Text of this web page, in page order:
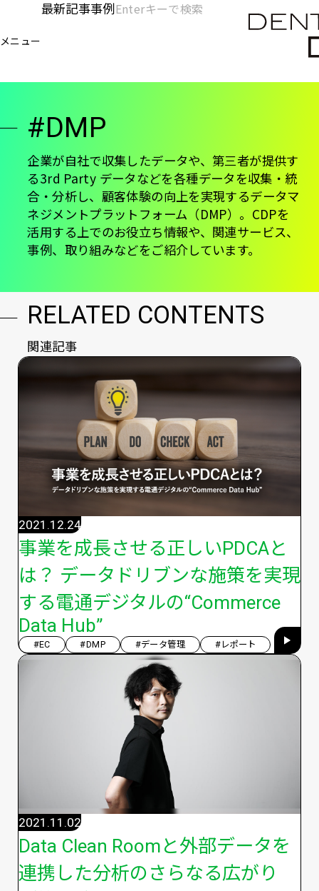
ン
ン
メニュー
[KC]
ー
-
メ
イ
ン
最新記事事例
検
索
#DMP
企業が自社で収集したデータや、第三者が提供す
る3rd Party データなどを各種データを収集・統
合・分析し、顧客体験の向上を実現するデータマ
ネジメントプラットフォーム（DMP）。CDPを
活用する上でのお役立ち情報や、関連サービス、
事例、取り組みなどをご紹介しています。
RELATED CONTENTS
関連記事
事業を成長させる正しいPDCAと
は？ データドリブンな施策を実現
する電通デジタルの“Commerce
Data Hub”
2021.12.24
#EC #DMP #データ管理 #レポート
Data Clean Roomと外部データを
連携した分析のさらなる広がり
2021.11.02